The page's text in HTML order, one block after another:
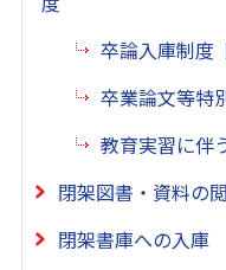
卒論入庫制度
卒業論文等特
教育実習に伴
閉架図書・資料の
閉架書庫への入庫